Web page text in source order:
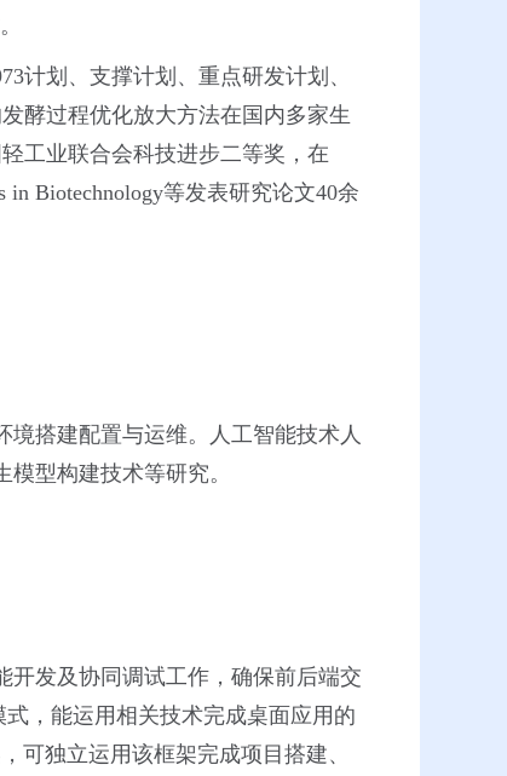
计划、支撑计划、重点研发计划、
酵过程优化放大方法在国内多家生
工业联合会科技进步二等奖，在
in Biotechnology等发表研究论文40余
搭建配置与运维。人工智能技术人
型构建技术等研究。
开发及协同调试工作，确保前后端交
，能运用相关技术完成桌面应用的
可独立运用该框架完成项目搭建、